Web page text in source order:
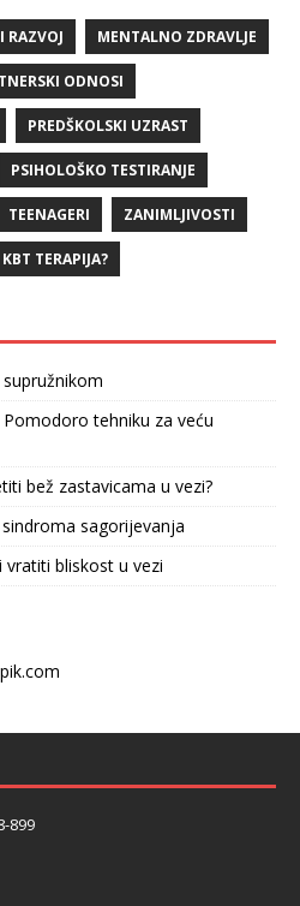
RAZVOJ MENTALNO ZDRAVLJE
ODNOSI
PREDŠKOLSKI UZRAST
PSIHOLOŠKO TESTIRANJE
TEENAGERI ZANIMLJIVOSTI
KBT TERAPIJA?
tehniku za veću
bež zastavicama u vezi?
sagorijevanja
vratiti bliskost u vezi
899